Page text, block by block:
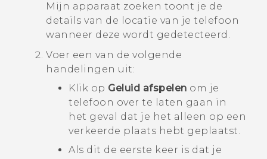
Mijn apparaat zoeken toont je de
details van de locatie van je telefoon
wanneer deze wordt gedetecteerd.
Voer een van de volgende
handelingen uit:
Klik op Geluid afspelen om je
telefoon over te laten gaan in
het geval dat je het alleen op een
verkeerde plaats hebt geplaatst.
Als dit de eerste keer is dat je